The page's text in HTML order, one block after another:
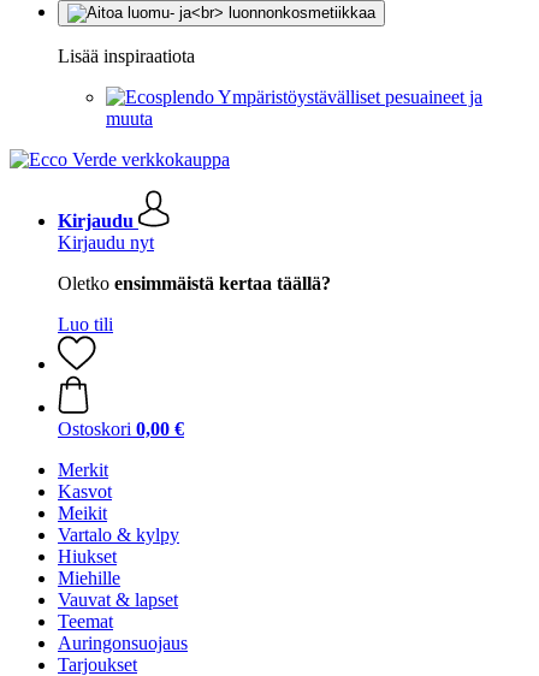
Lisää inspiraatiota
Ympäristöystävälliset pesuaineet ja
muuta
Kirjaudu
Kirjaudu nyt
Oletko ensimmäistä kertaa täällä?
Luo tili
Ostoskori 0,00 €
Merkit
Kasvot
Meikit
Vartalo & kylpy
Hiukset
Miehille
Vauvat & lapset
Teemat
Auringonsuojaus
Tarjoukset